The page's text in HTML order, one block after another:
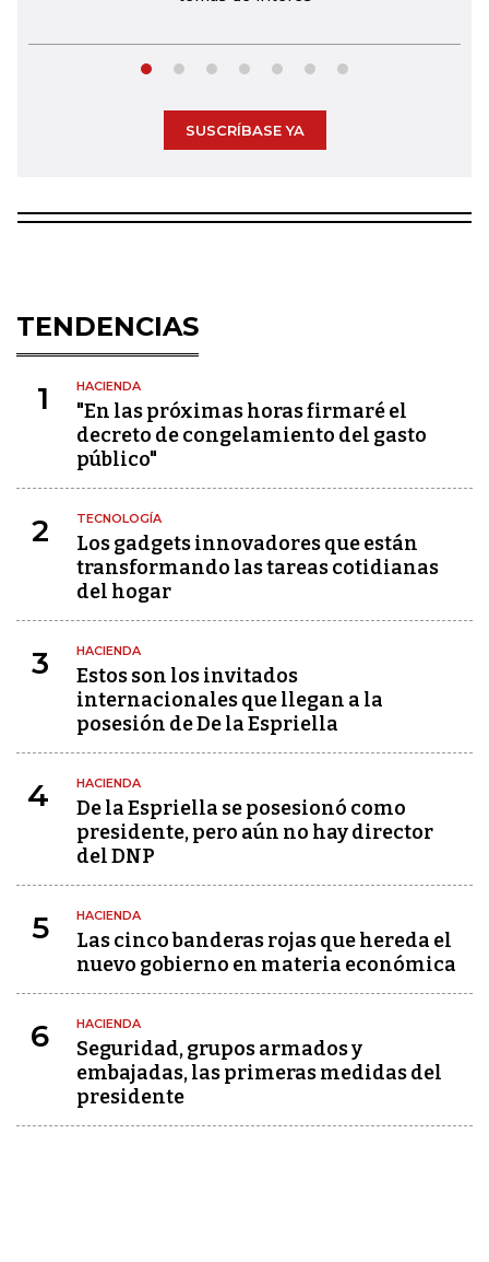
SUSCRÍBASE YA
TENDENCIAS
1 HACIENDA
"En las próximas horas firmaré el
decreto de congelamiento del gasto
público"
2 TECNOLOGÍA
Los gadgets innovadores que están
transformando las tareas cotidianas
del hogar
3 HACIENDA
Estos son los invitados
internacionales que llegan a la
posesión de De la Espriella
4 HACIENDA
De la Espriella se posesionó como
presidente, pero aún no hay director
del DNP
5 HACIENDA
Las cinco banderas rojas que hereda el
nuevo gobierno en materia económica
6 HACIENDA
Seguridad, grupos armados y
embajadas, las primeras medidas del
presidente